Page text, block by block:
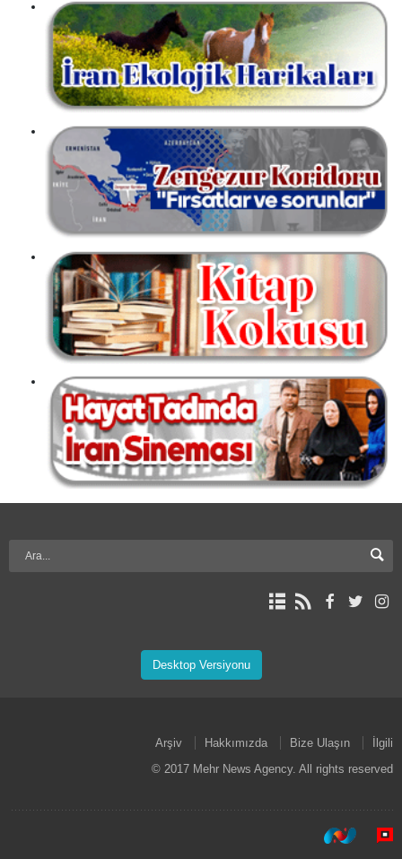
Desktop Versiyonu
Arşiv Hakkımızda Bize Ulaşın
İlgili
© 2017 Mehr News Agency. All rights reserved